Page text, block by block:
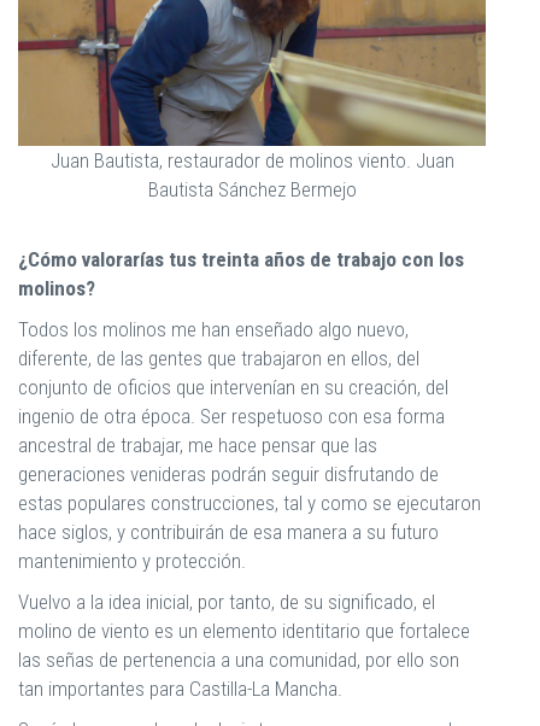
Juan Bautista, restaurador de molinos viento. Juan
Bautista Sánchez Bermejo
¿Cómo valorarías tus treinta años de trabajo con los
molinos?
Todos los molinos me han enseñado algo nuevo,
diferente, de las gentes que trabajaron en ellos, del
conjunto de oficios que intervenían en su creación, del
ingenio de otra época. Ser respetuoso con esa forma
ancestral de trabajar, me hace pensar que las
generaciones venideras podrán seguir disfrutando de
estas populares construcciones, tal y como se ejecutaron
hace siglos, y contribuirán de esa manera a su futuro
mantenimiento y protección.
Vuelvo a la idea inicial, por tanto, de su significado, el
molino de viento es un elemento identitario que fortalece
las señas de pertenencia a una comunidad, por ello son
tan importantes para Castilla-La Mancha.